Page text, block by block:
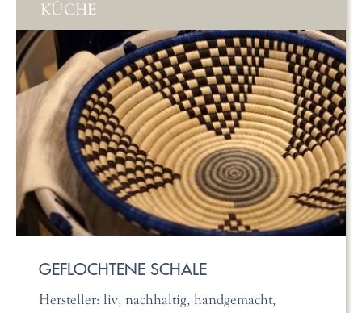
KÜCHE
GEFLOCHTENE SCHALE
Hersteller: liv, nachhaltig, handgemacht,